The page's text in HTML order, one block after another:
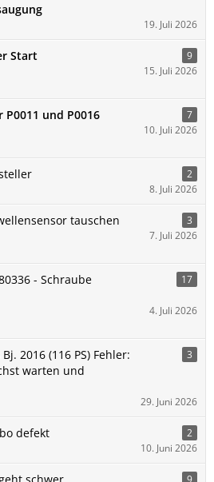
19. Juli 2026
Start
9
15. Juli 2026
P0011 und P0016
7
10. Juli 2026
2
8. Juli 2026
tauschen
3
7. Juli 2026
- Schraube
17
4. Juli 2026
2016 (116 PS) Fehler:
warten und
3
29. Juni 2026
defekt
2
10. Juni 2026
9